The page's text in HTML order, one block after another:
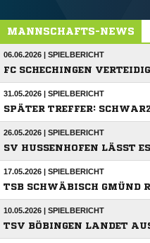
MANNSCHAFTS-NEWS
06.06.2026 | SPIELBERICHT
FC SCHECHINGEN
31.05.2026 | SPIELBERICHT
SPÄTER TREFFER:
26.05.2026 | SPIELBERICHT
SV HUSSENHOFEN LÄSST
17.05.2026 | SPIELBERICHT
TSB SCHWÄBISCH GMÜND
10.05.2026 | SPIELBERICHT
TSV BÖBINGEN LANDET